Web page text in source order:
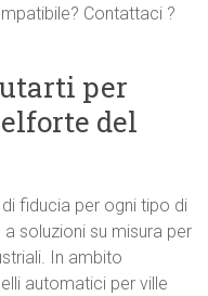
Contattaci ?
per
del
fiducia per ogni tipo di
soluzioni su misura per
In ambito
automatici per ville